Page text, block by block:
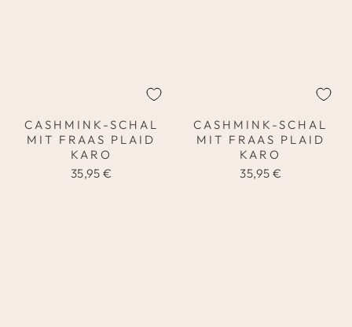
CASHMINK-SCHAL
MIT FRAAS PLAID
KARO
35,95 €
CASHMINK-SCHAL
MIT FRAAS PLAID
KARO
35,95 €